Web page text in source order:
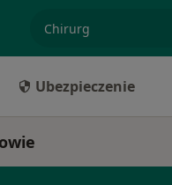
Ubezpieczenie